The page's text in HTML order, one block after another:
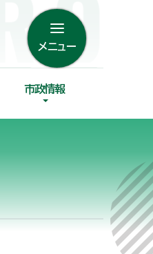
メニュー
市政情報